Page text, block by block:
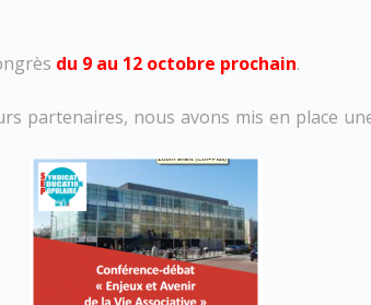
du 9 au 12 octobre prochain.
partenaires, nous avons mis en place